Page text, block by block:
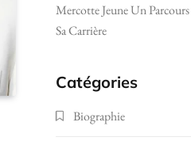
Mercotte Jeune Un
Sa Carrière
Catégories
Biographie